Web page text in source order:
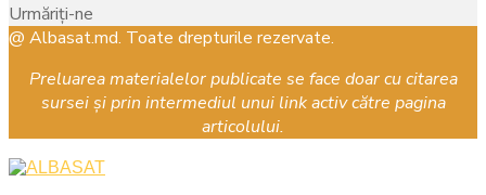
Urmăriți-ne
Facebook
Instagram
Youtube
@ Albasat.md. Toate drepturile rezervate.
Preluarea materialelor publicate se face doar cu citarea
sursei și prin intermediul unui link activ către pagina
articolului.